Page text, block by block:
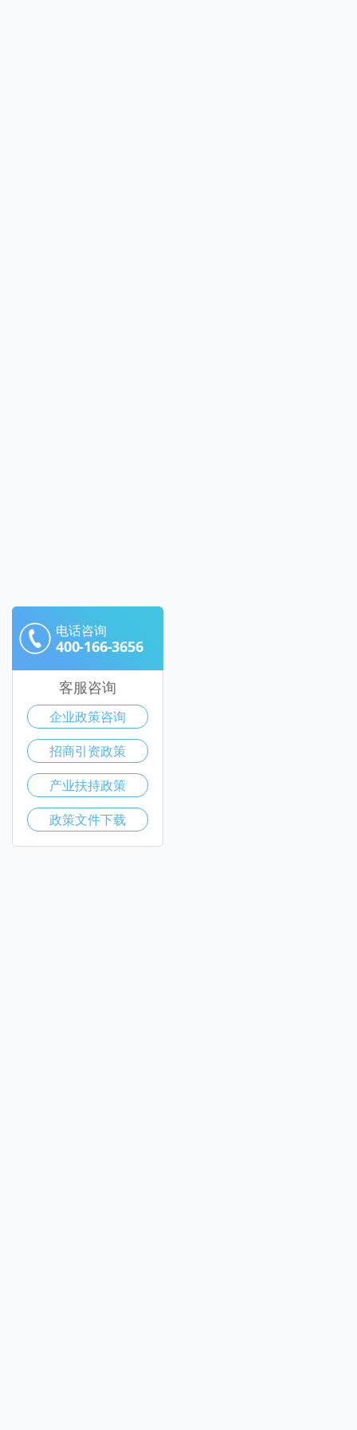
电话咨询
400-166-3656
客服咨询
企业政策咨询
招商引资政策
产业扶持政策
政策文件下载